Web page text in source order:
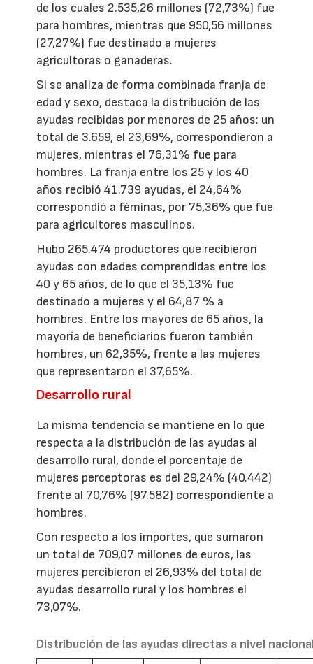
de los cuales 2.535,26 millones (72,73%) fue
para hombres, mientras que 950,56 millones
(27,27%) fue destinado a mujeres
agricultoras o ganaderas.
Si se analiza de forma combinada franja de
edad y sexo, destaca la distribución de las
ayudas recibidas por menores de 25 años: un
total de 3.659, el 23,69%, correspondieron a
mujeres, mientras el 76,31% fue para
hombres. La franja entre los 25 y los 40
años recibió 41.739 ayudas, el 24,64%
correspondió a féminas, por 75,36% que fue
para agricultores masculinos.
Hubo 265.474 productores que recibieron
ayudas con edades comprendidas entre los
40 y 65 años, de lo que el 35,13% fue
destinado a mujeres y el 64,87 % a
hombres. Entre los mayores de 65 años, la
mayoría de beneficiarios fueron también
hombres, un 62,35%, frente a las mujeres
que representaron el 37,65%.
Desarrollo rural
La misma tendencia se mantiene en lo que
respecta a la distribución de las ayudas al
desarrollo rural, donde el porcentaje de
mujeres perceptoras es del 29,24% (40.442)
frente al 70,76% (97.582) correspondiente a
hombres.
Con respecto a los importes, que sumaron
un total de 709,07 millones de euros, las
mujeres percibieron el 26,93% del total de
ayudas desarrollo rural y los hombres el
73,07%.
Distribución de las ayudas directas a nivel